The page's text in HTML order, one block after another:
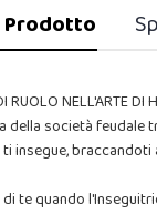
Prodotto
RUOLO NELL'ARTE
della società feudale
ti insegue,
di te quando